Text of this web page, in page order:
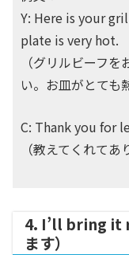
Y: Here is your
plate is very hot.
（グリルビーフ
い。お皿がとても
C: Thank you for
（教えてくれてあ
4. I’ll bring it
ます）